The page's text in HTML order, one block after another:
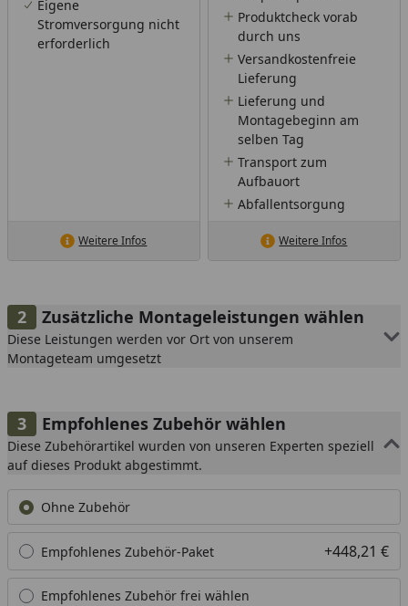
Eigene
Stromversorgung nicht
erforderlich
Weitere Infos
Produktcheck vorab
durch uns
Versandkostenfreie
Lieferung
Lieferung und
Montagebeginn am
selben Tag
Transport zum
Aufbauort
Abfallentsorgung
Weitere Infos
Zusätzliche Montageleistungen wählen
Diese Leistungen werden vor Ort von unserem
Montageteam umgesetzt
Empfohlenes Zubehör wählen
Diese Zubehörartikel wurden von unseren Experten speziell
auf dieses Produkt abgestimmt.
Ohne Zubehör
Empfohlenes Zubehör-Paket +448,21 €
Empfohlenes Zubehör frei wählen